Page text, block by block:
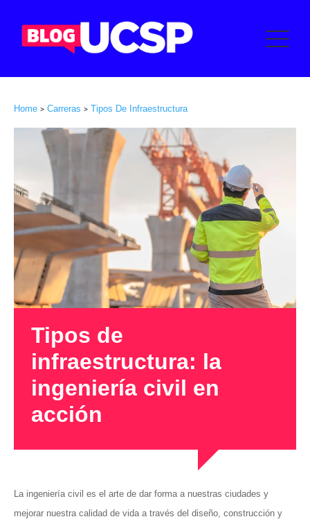
Home > Carreras > Tipos De Infraestructura
Tipos de
infraestructura: la
ingeniería civil en
acción
La ingeniería civil es el arte de dar forma a nuestras ciudades y
mejorar nuestra calidad de vida a través del diseño, construcción y